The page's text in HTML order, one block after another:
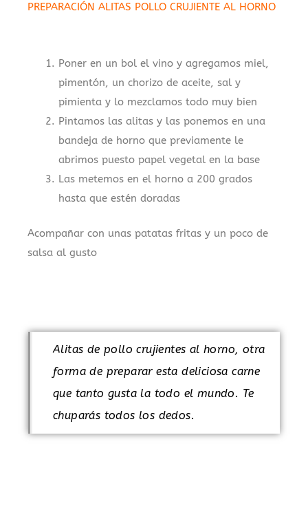
PREPARACIÓN ALITAS POLLO CRUJIENTE AL HORNO
Poner en un bol el vino y agregamos miel,
pimentón, un chorizo de aceite, sal y
pimienta y lo mezclamos todo muy bien
Pintamos las alitas y las ponemos en una
bandeja de horno que previamente le
abrimos puesto papel vegetal en la base
Las metemos en el horno a 200 grados
hasta que estén doradas
Acompañar con unas patatas fritas y un poco de
salsa al gusto
Alitas de pollo crujientes al horno, otra
forma de preparar esta deliciosa carne
que tanto gusta la todo el mundo. Te
chuparás todos los dedos.